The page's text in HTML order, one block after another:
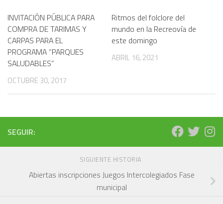
INVITACIÓN PÚBLICA PARA
COMPRA DE TARIMAS Y
CARPAS PARA EL
PROGRAMA “PARQUES
SALUDABLES”
OCTUBRE 30, 2017
Ritmos del folclore del
mundo en la Recreovía de
este domingo
ABRIL 16, 2021
SEGUIR:
SIGUIENTE HISTORIA
Abiertas inscripciones Juegos Intercolegiados Fase
municipal